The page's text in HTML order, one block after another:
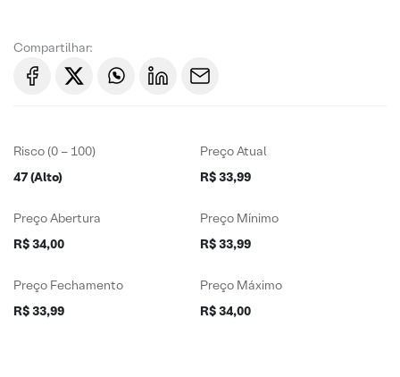
Compartilhar:
Risco (0 – 100)
47 (Alto)
Preço Atual
R$ 33,99
Preço Abertura
R$ 34,00
Preço Mínimo
R$ 33,99
Preço Fechamento
R$ 33,99
Preço Máximo
R$ 34,00